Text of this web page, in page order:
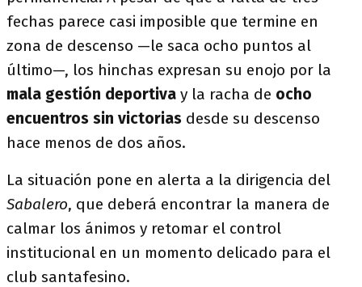
fechas parece casi imposible que termine en
zona de descenso —le saca ocho puntos al
último—, los hinchas expresan su enojo por la
mala gestión deportiva y la racha de ocho
encuentros sin victorias desde su descenso
hace menos de dos años.
La situación pone en alerta a la dirigencia del
Sabalero, que deberá encontrar la manera de
calmar los ánimos y retomar el control
institucional en un momento delicado para el
club santafesino.